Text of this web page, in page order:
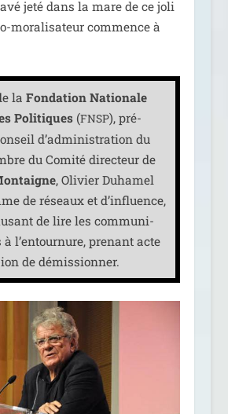
jeté dans la mare de ce joli
mora­li­sa­teur com­mence à
la Fondation Nationale
Politiques(FNSP), pré­
d’administration du
du Comité direc­teur de
, Olivier Duhamel
de réseaux et d’in­fluence,
de lire les com­mu­ni­
à l’en­tour­nure, pre­nant acte
de démissionner.